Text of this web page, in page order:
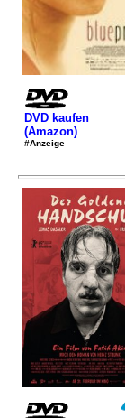
DVD kaufen
(Amazon)
#Anzeige